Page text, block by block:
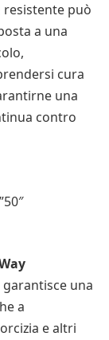
resistente può
a una
cura
una
contro
garantisce una
a
e altri